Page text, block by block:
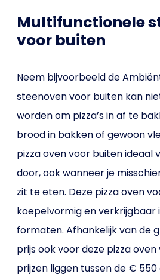
Multifunctionele
voor buiten
Neem bijvoorbeeld de
steenoven voor buiten kan
worden om pizza’s in af te
brood in bakken of gewoon
pizza oven voor buiten ideaal
door, ook wanneer je
zit te eten. Deze pizza oven
koepelvormig en verkrijgbaar
formaten. Afhankelijk van de
prijs ook voor deze pizza
prijzen liggen tussen de €